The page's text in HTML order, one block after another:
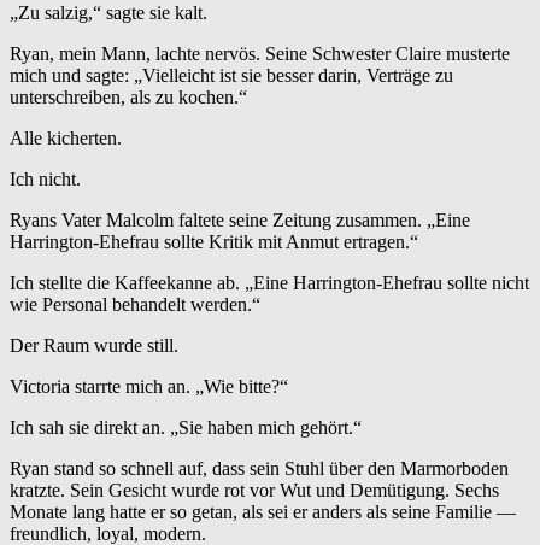
„Zu salzig,“ sagte sie kalt.
Ryan, mein Mann, lachte nervös. Seine Schwester Claire musterte
mich und sagte: „Vielleicht ist sie besser darin, Verträge zu
unterschreiben, als zu kochen.“
Alle kicherten.
Ich nicht.
Ryans Vater Malcolm faltete seine Zeitung zusammen. „Eine
Harrington-Ehefrau sollte Kritik mit Anmut ertragen.“
Ich stellte die Kaffeekanne ab. „Eine Harrington-Ehefrau sollte nicht
wie Personal behandelt werden.“
Der Raum wurde still.
Victoria starrte mich an. „Wie bitte?“
Ich sah sie direkt an. „Sie haben mich gehört.“
Ryan stand so schnell auf, dass sein Stuhl über den Marmorboden
kratzte. Sein Gesicht wurde rot vor Wut und Demütigung. Sechs
Monate lang hatte er so getan, als sei er anders als seine Familie —
freundlich, loyal, modern.